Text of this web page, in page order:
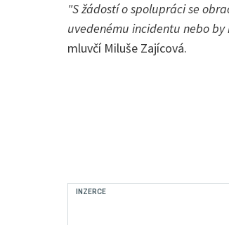
"S žádostí o spolupráci se
uvedenému incidentu nebo
mluvčí Miluše Zajícová.
INZERCE